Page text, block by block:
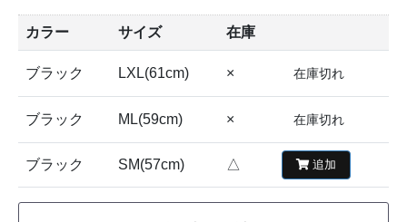
カラー サイズ 在庫
ブラック LXL(61cm) × 在庫切れ
ブラック ML(59cm) × 在庫切れ
ブラック SM(57cm) △ 追加